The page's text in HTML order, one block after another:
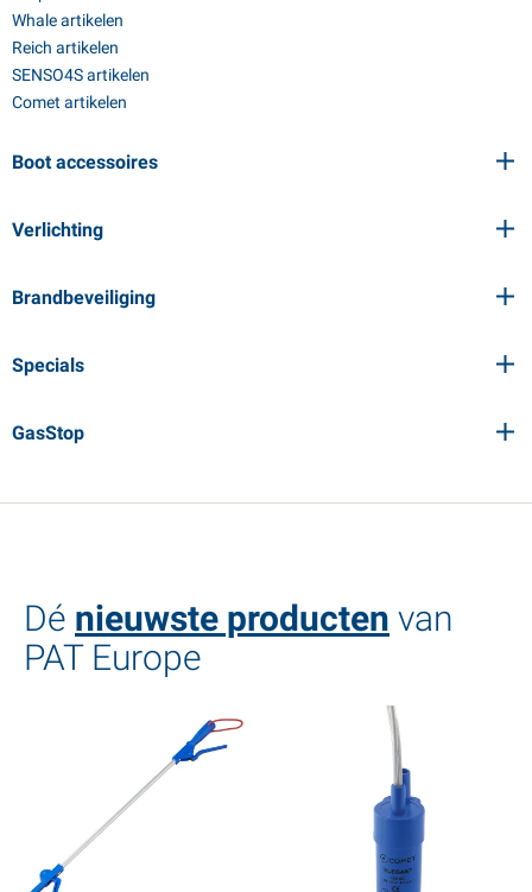
Whale artikelen
Reich artikelen
SENSO4S artikelen
Comet artikelen
Boot accessoires
Verlichting
Brandbeveiliging
Specials
GasStop
Dé nieuwste producten van
PAT Europe